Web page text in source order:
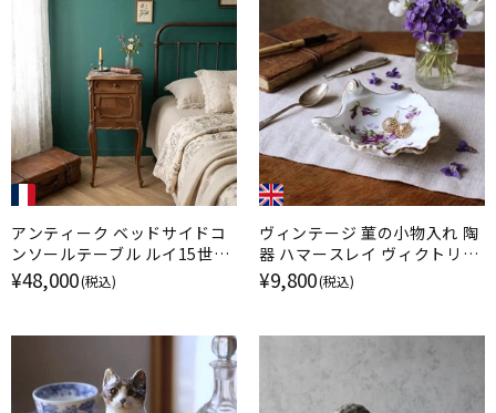
アンティーク ベッドサイドコ
ンソールテーブル ルイ15世様
式 フランス 天板大理石
¥48,000(税込)
ヴィンテージ 菫の小物入れ 陶
器 ハマースレイ ヴィクトリア
ンヴァイオレット イギリス
¥9,800(税込)